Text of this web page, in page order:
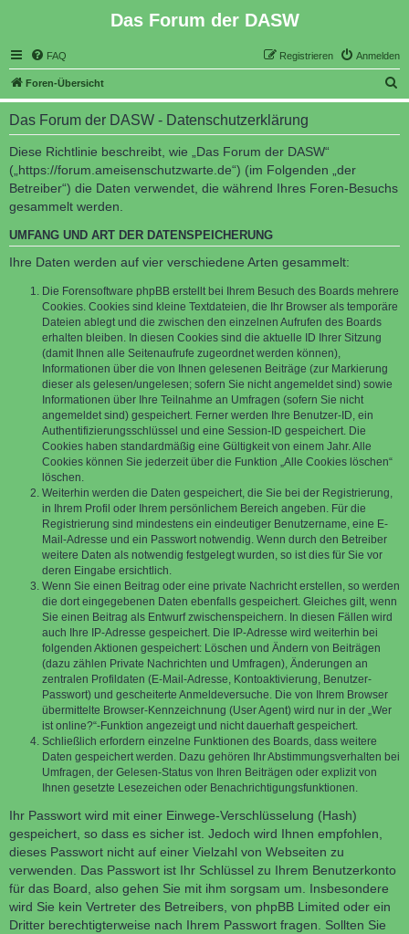
Das Forum der DASW
FAQ Anmelden
Registrieren
Foren-Übersicht
u
Das Forum der DASW - Datenschutzerklärung
Diese Richtlinie beschreibt, wie „Das Forum der DASW“
(„https://forum.ameisenschutzwarte.de“) (im Folgenden „der
Betreiber“) die Daten verwendet, die während Ihres Foren-Besuchs
gesammelt werden.
UMFANG UND ART DER DATENSPEICHERUNG
Ihre Daten werden auf vier verschiedene Arten gesammelt:
Die Forensoftware phpBB erstellt bei Ihrem Besuch des Boards mehrere
Cookies. Cookies sind kleine Textdateien, die Ihr Browser als temporäre
Dateien ablegt und die zwischen den einzelnen Aufrufen des Boards
erhalten bleiben. In diesen Cookies sind die aktuelle ID Ihrer Sitzung
(damit Ihnen alle Seitenaufrufe zugeordnet werden können),
Informationen über die von Ihnen gelesenen Beiträge (zur Markierung
dieser als gelesen/ungelesen; sofern Sie nicht angemeldet sind) sowie
Informationen über Ihre Teilnahme an Umfragen (sofern Sie nicht
angemeldet sind) gespeichert. Ferner werden Ihre Benutzer-ID, ein
Authentifizierungsschlüssel und eine Session-ID gespeichert. Die
Cookies haben standardmäßig eine Gültigkeit von einem Jahr. Alle
Cookies können Sie jederzeit über die Funktion „Alle Cookies löschen“
löschen.
Weiterhin werden die Daten gespeichert, die Sie bei der Registrierung,
in Ihrem Profil oder Ihrem persönlichem Bereich angeben. Für die
Registrierung sind mindestens ein eindeutiger Benutzername, eine E-
Mail-Adresse und ein Passwort notwendig. Wenn durch den Betreiber
weitere Daten als notwendig festgelegt wurden, so ist dies für Sie vor
deren Eingabe ersichtlich.
Wenn Sie einen Beitrag oder eine private Nachricht erstellen, so werden
die dort eingegebenen Daten ebenfalls gespeichert. Gleiches gilt, wenn
Sie einen Beitrag als Entwurf zwischenspeichern. In diesen Fällen wird
auch Ihre IP-Adresse gespeichert. Die IP-Adresse wird weiterhin bei
folgenden Aktionen gespeichert: Löschen und Ändern von Beiträgen
(dazu zählen Private Nachrichten und Umfragen), Änderungen an
zentralen Profildaten (E-Mail-Adresse, Kontoaktivierung, Benutzer-
Passwort) und gescheiterte Anmeldeversuche. Die von Ihrem Browser
übermittelte Browser-Kennzeichnung (User Agent) wird nur in der „Wer
ist online?“-Funktion angezeigt und nicht dauerhaft gespeichert.
Schließlich erfordern einzelne Funktionen des Boards, dass weitere
Daten gespeichert werden. Dazu gehören Ihr Abstimmungsverhalten bei
Umfragen, der Gelesen-Status von Ihren Beiträgen oder explizit von
Ihnen gesetzte Lesezeichen oder Benachrichtigungsfunktionen.
Ihr Passwort wird mit einer Einwege-Verschlüsselung (Hash)
gespeichert, so dass es sicher ist. Jedoch wird Ihnen empfohlen,
dieses Passwort nicht auf einer Vielzahl von Webseiten zu
verwenden. Das Passwort ist Ihr Schlüssel zu Ihrem Benutzerkonto
für das Board, also gehen Sie mit ihm sorgsam um. Insbesondere
wird Sie kein Vertreter des Betreibers, von phpBB Limited oder ein
Dritter berechtigterweise nach Ihrem Passwort fragen. Sollten Sie